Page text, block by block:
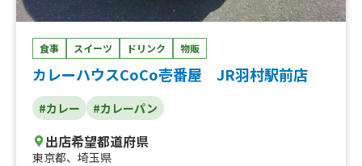
食事 スイーツ ドリンク 物販
カレーハウスCoCo壱番屋 JR羽村駅前店
#カレー #カレーパン
出店希望都道府県
東京都、 埼玉県